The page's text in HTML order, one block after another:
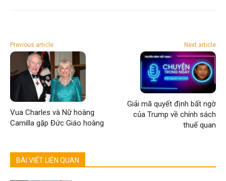
Previous article
Vua Charles và Nữ hoàng
Camilla gặp Đức Giáo hoàng
Next article
Giải mã quyết định bất ngờ
của Trump về chính sách
thuế quan
BÀI VIẾT LIÊN QUAN